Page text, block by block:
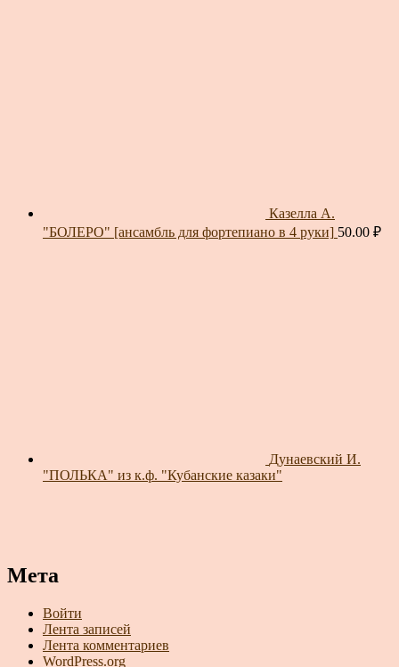
Казелла А.
"БОЛЕРО" [ансамбль для фортепиано в 4 руки] 50.00 ₽
Дунаевский И.
"ПОЛЬКА" из к.ф. "Кубанские казаки"
Мета
Войти
Лента записей
Лента комментариев
WordPress.org